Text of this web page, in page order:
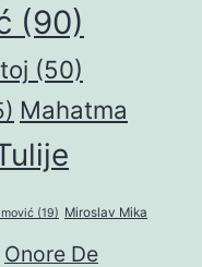
(90)
(50)
Mahatma
(19) Miroslav Mika
Onore De